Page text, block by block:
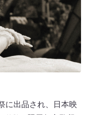
に出品され、日本映